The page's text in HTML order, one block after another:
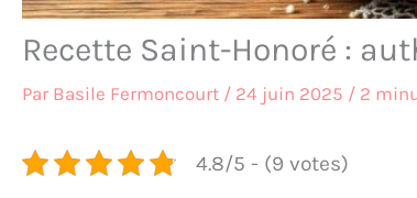
Recette Saint-Honoré :
Par Basile Fermoncourt / 24 juin 2025 / 2
4.8/5 - (9 votes)